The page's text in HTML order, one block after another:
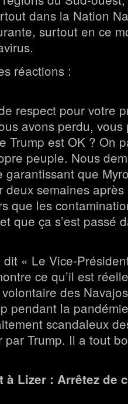
dans la Nation
surtout en ce
réactions :
respect pour votre
avons perdu,
Trump est OK ? On
peuple. Nous
que
semaines
que les
que ça s’est passé
« Le Vice-
ce qu’il est
des
pendant la
scandaleux
Trump. Il a tout
à Lizer : Arrêtez de